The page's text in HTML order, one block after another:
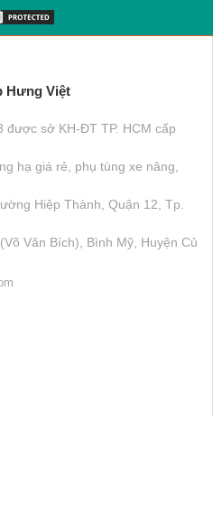
Hưng Việt
được sở KH-ĐT TP. HCM cấp
hạ giá rẻ, phụ tùng xe nâng,
Hiệp Thành, Quận 12, Tp.
Văn Bích), Bình Mỹ, Huyện Củ